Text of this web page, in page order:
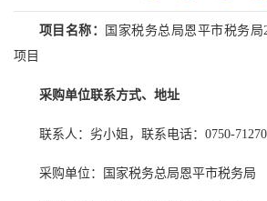
项目名称：
国家税务总局恩平市税务
项目
采购单位联系方式、地址
联系人：劣小姐，联系电话：0750-
采购单位：国家税务总局恩平市税务局